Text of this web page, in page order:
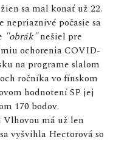
sa mal konať už 22.
nepriaznivé počasie sa
"obrák"nešiel pre
ochorenia COVID-
na programe slalom
ročníka vo fínskom
hodnotení SP jej
170 bodov.
Vlhovou má už len
vyšvihla Hectorová so